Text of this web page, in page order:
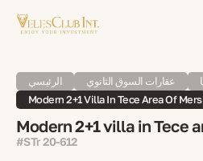
الرئيسي عقارات السوق الثانوي
Modern 2+1 Villa In Tece Area Of
Modern 2+1 villa in Tece
#STr 20-612